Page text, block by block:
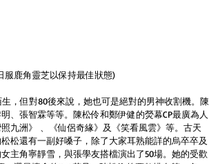
服鹿角靈芝以保持最佳狀態)
，但對80後來說，她也可是絕對的男神收割機。陳
、張智霖等等。陳松伶和鄭伊健的熒幕CP最廣為人
九洲》 、《仙侶奇緣》及《笑看風雲》等。古天
松還有一副好嗓子，除了大家耳熟能詳的烏卒卒及
主角寧靜雪，與張學友搭檔演出了50場。她的受歡